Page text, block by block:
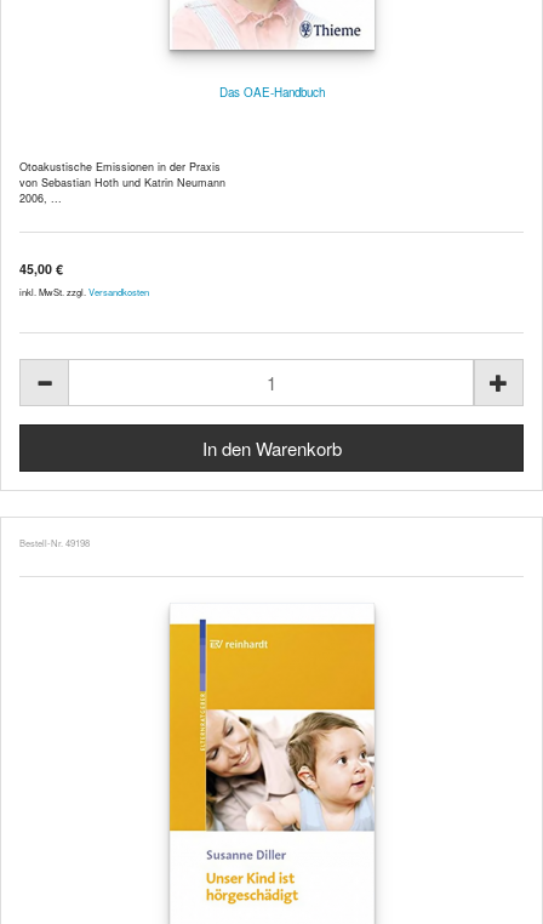
Das OAE-Handbuch
Otoakustische Emissionen in der Praxis
von Sebastian Hoth und Katrin Neumann
2006, ...
45,00 €
inkl. MwSt. zzgl. Versandkosten
Bestell-Nr. 49198